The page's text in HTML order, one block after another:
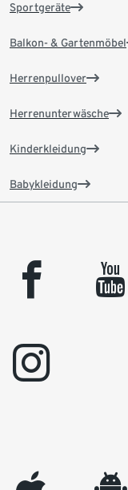
Sportgeräte
Balkon- & Gartenmöbel
Herrenpullover
Herrenunterwäsche
Kinderkleidung
Babykleidung
facebook youtube
instagram